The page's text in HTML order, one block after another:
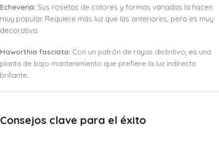
Echeveria: Sus rosetas de colores y formas variadas la hacen
muy popular. Requiere más luz que las anteriores, pero es muy
decorativa.
Haworthia fasciata: Con un patrón de rayas distintivo, es una
planta de bajo mantenimiento que prefiere la luz indirecta
brillante.
Consejos clave para el éxito